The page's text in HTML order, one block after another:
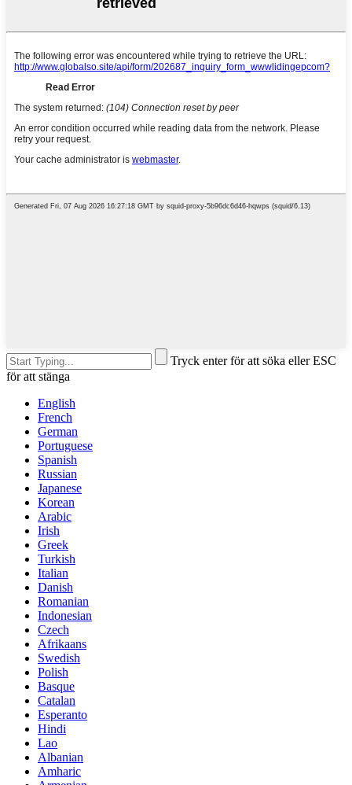
Tryck enter för att söka eller ESC
för att stänga
English
French
German
Portuguese
Spanish
Russian
Japanese
Korean
Arabic
Irish
Greek
Turkish
Italian
Danish
Romanian
Indonesian
Czech
Afrikaans
Swedish
Polish
Basque
Catalan
Esperanto
Hindi
Lao
Albanian
Amharic